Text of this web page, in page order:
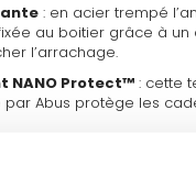
: en acier trempé
au boitier grâce à un
l’arrachage.
NANO Protect™ : cette
Abus protège les
et compacts
: leur
garantiront une